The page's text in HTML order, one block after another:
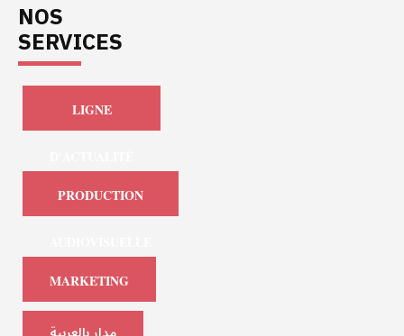
NOS
SERVICES
LIGNE
PRODUCTION
MARKETING